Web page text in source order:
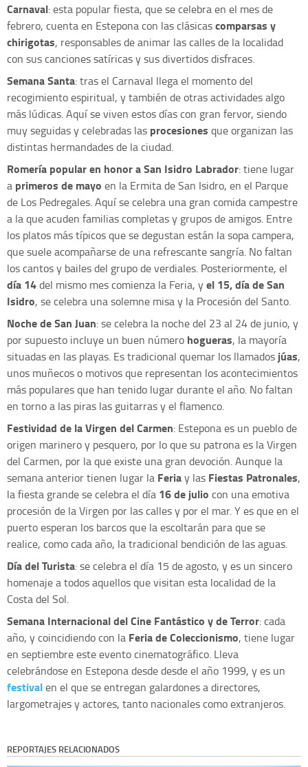
Carnaval: esta popular fiesta, que se celebra en el mes de
febrero, cuenta en Estepona con las clásicascomparsas y
chirigotas, responsables de animar las calles de la localidad
con sus canciones satíricas y sus divertidos disfraces.
Semana Santa: tras el Carnaval llega el momento del
recogimiento espiritual, y también de otras actividades algo
más lúdicas. Aquí se viven estos días con gran fervor, siendo
muy seguidas y celebradas las procesiones que organizan las
distintas hermandades de la ciudad.
Romería popular en honor a San Isidro Labrador: tiene lugar
a primeros de mayo en la Ermita de San Isidro, en el Parque
de Los Pedregales. Aquí se celebra una gran comida campestre
a la que acuden familias completas y grupos de amigos. Entre
los platos más típicos que se degustan están la sopa campera,
que suele acompañarse de una refrescante sangría. No faltan
los cantos y bailes del grupo de verdiales. Posteriormente, el
día 14del mismo mes comienza la Feria, yel 15, día de San
Isidro, se celebra una solemne misa y la Procesión del Santo.
Noche de San Juan: se celebra la noche del 23 al 24 de junio, y
por supuesto incluye un buen número hogueras, la mayoría
situadas en las playas. Es tradicional quemar los llamados júas,
unos muñecos o motivos que representan los acontecimientos
más populares que han tenido lugar durante el año. No faltan
en torno a las piras las guitarras y el flamenco.
Festividad de la Virgen del Carmen: Estepona es un pueblo de
origen marinero y pesquero, por lo que su patrona es la Virgen
del Carmen, por la que existe una gran devoción. Aunque la
semana anterior tienen lugar la Feriay las Fiestas Patronales,
la fiesta grande se celebra el día 16 de julio con una emotiva
procesión de la Virgen por las calles y por el mar. Y es que en el
puerto esperan los barcos que la escoltarán para que se
realice, como cada año, la tradicional bendición de las aguas.
Día del Turista: se celebra el día 15 de agosto, y es un sincero
homenaje a todos aquellos que visitan esta localidad de la
Costa del Sol.
Semana Internacional del Cine Fantástico y de Terror: cada
año, y coincidiendo con la Feria de Coleccionismo, tiene lugar
en septiembre este evento cinematográfico. Lleva
celebrándose en Estepona desde desde el año 1999, y es un
festivalen el que se entregan galardones a directores,
largometrajes y actores, tanto nacionales como extranjeros.
REPORTAJES RELACIONADOS